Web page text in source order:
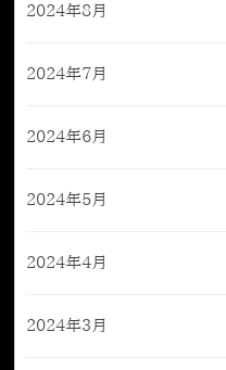
2024年8月
2024年7月
2024年6月
2024年5月
2024年4月
2024年3月